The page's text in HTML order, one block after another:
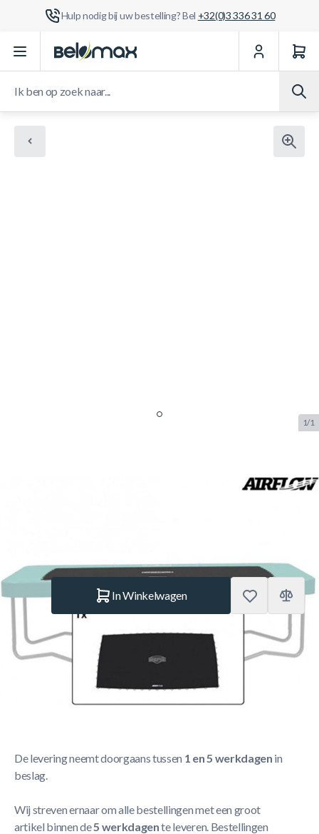
Hulp nodig bij uw bestelling? Bel +32(0)3 336 31 60
Ga naar de inhoud
1/1
Aantal
In Winkelwagen
Korte Beschrijving
Berg Springdoek Twinspring Airflow Eazyfit
De levering neemt doorgaans tussen 1 en 5 werkdagen in
beslag.
Wij streven ernaar om alle bestellingen met een groot
artikel binnen de5 werkdagente leveren. Bestellingen